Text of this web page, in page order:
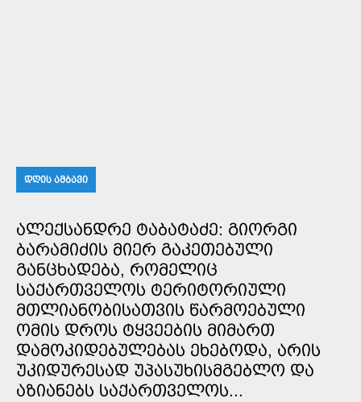
ᲓᲦᲘᲡ ᲐᲛᲑᲐᲕᲘ
ᲐᲚᲔᲥᲡᲐᲜᲓᲠᲔ ᲢᲐᲑᲐᲢᲐᲫᲔ: ᲒᲘᲝᲠᲒᲘ
ᲑᲐᲠᲐᲛᲘᲫᲘᲡ ᲛᲘᲔᲠ ᲒᲐᲙᲔᲗᲔᲑᲣᲚᲘ
ᲒᲐᲜᲪᲮᲐᲓᲔᲑᲐ, ᲠᲝᲛᲔᲚᲘᲪ
ᲡᲐᲥᲐᲠᲗᲕᲔᲚᲝᲡ ᲢᲔᲠᲘᲢᲝᲠᲘᲣᲚᲘ
ᲛᲗᲚᲘᲐᲜᲝᲑᲘᲡᲐᲗᲕᲘᲡ ᲬᲐᲠᲛᲝᲔᲑᲣᲚᲘ
ᲝᲛᲘᲡ ᲓᲠᲝᲡ ᲢᲧᲕᲔᲔᲑᲘᲡ ᲛᲘᲛᲐᲠᲗ
ᲓᲐᲛᲝᲙᲘᲓᲔᲑᲣᲚᲔᲑᲐᲡ ᲔᲮᲔᲑᲝᲓᲐ, ᲐᲠᲘᲡ
ᲣᲙᲘᲓᲣᲠᲔᲡᲐᲓ ᲣᲞᲐᲡᲣᲮᲘᲡᲛᲒᲔᲑᲚᲝ ᲓᲐ
ᲐᲖᲘᲐᲜᲔᲑᲡ ᲡᲐᲥᲐᲠᲗᲕᲔᲚᲝᲡ...